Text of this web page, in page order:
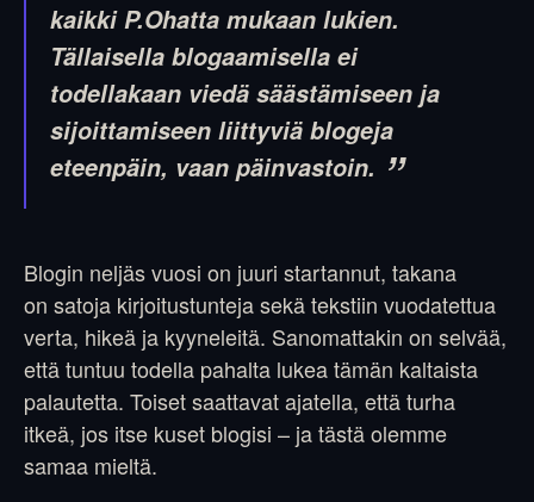
kaikki P.Ohatta mukaan lukien.
Tällaisella blogaamisella ei
todellakaan viedä säästämiseen ja
sijoittamiseen liittyviä blogeja
eteenpäin, vaan päinvastoin.
Blogin neljäs vuosi on juuri startannut, takana
on satoja kirjoitustunteja sekä tekstiin vuodatettua
verta, hikeä ja kyyneleitä. Sanomattakin on selvää,
että tuntuu todella pahalta lukea tämän kaltaista
palautetta. Toiset saattavat ajatella, että turha
itkeä, jos itse kuset blogisi – ja tästä olemme
samaa mieltä.